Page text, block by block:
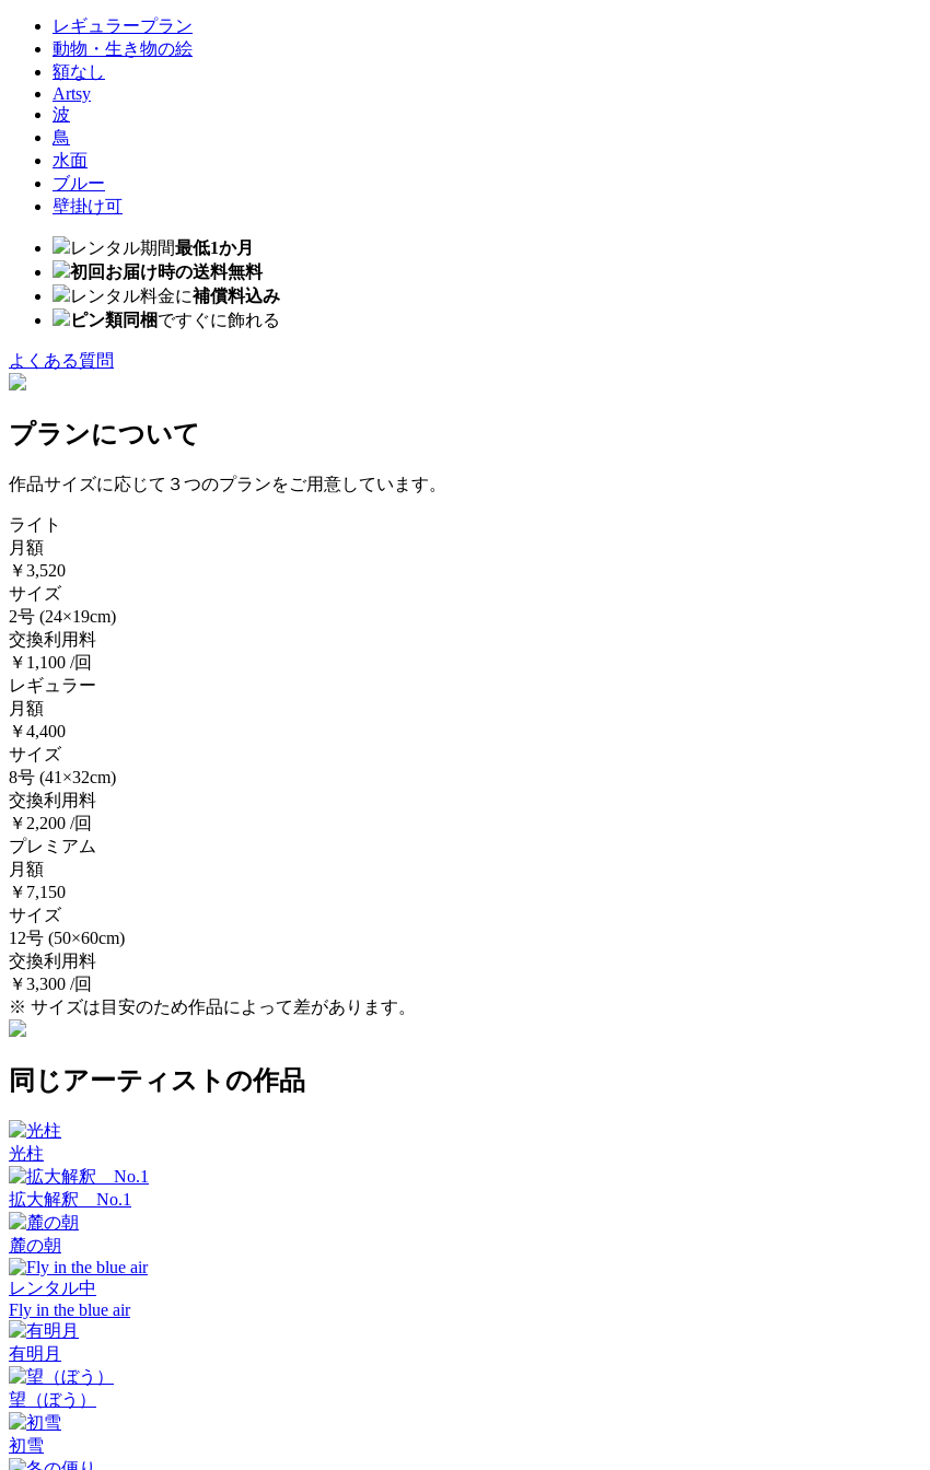
レギュラープラン
動物・生き物の絵
額なし
Artsy
波
鳥
水面
ブルー
壁掛け可
レンタル期間最低1か月
初回お届け時の送料無料
レンタル料金に補償料込み
ピン類同梱ですぐに飾れる
よくある質問
プランについて
作品サイズに応じて３つのプランをご用意しています。
ライト
月額
￥3,520
サイズ
2号 (24×19cm)
交換利用料
￥1,100 /回
レギュラー
月額
￥4,400
サイズ
8号 (41×32cm)
交換利用料
￥2,200 /回
プレミアム
月額
￥7,150
サイズ
12号 (50×60cm)
交換利用料
￥3,300 /回
※ サイズは目安のため作品によって差があります。
同じアーティストの作品
光柱
拡大解釈 No.1
麓の朝
レンタル中
Fly in the blue air
有明月
望（ぼう）
初雪